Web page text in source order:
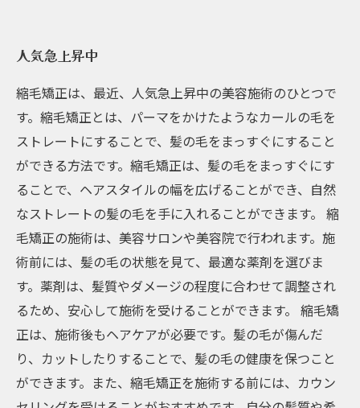
人気急上昇中
縮毛矯正は、最近、人気急上昇中の美容施術のひとつで
す。縮毛矯正とは、パーマをかけたようなカールの毛を
ストレートにすることで、髪の毛をまっすぐにすること
ができる方法です。縮毛矯正は、髪の毛をまっすぐにす
ることで、ヘアスタイルの幅を広げることができ、自然
なストレートの髪の毛を手に入れることができます。 縮
毛矯正の施術は、美容サロンや美容院で行われます。施
術前には、髪の毛の状態を見て、最適な薬剤を選びま
す。薬剤は、髪質やダメージの程度に合わせて調整され
るため、安心して施術を受けることができます。 縮毛矯
正は、施術後もヘアケアが必要です。髪の毛が傷んだ
り、カットしたりすることで、髪の毛の健康を保つこと
ができます。また、縮毛矯正を施術する前には、カウン